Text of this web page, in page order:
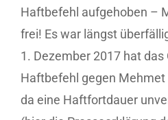
Haftbefehl aufgehoben –
frei! Es war längst
1. Dezember 2017 hat das
Haftbefehl gegen Mehmet
da eine Haftfortdauer